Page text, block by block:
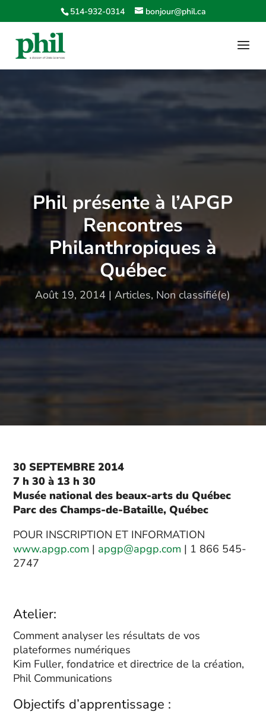
514-932-0314 bonjour@phil.ca
Phil présente à l’APGP
Rencontres
Philanthropiques à
Québec
Août 19, 2014 |Articles, Non classifié(e)
30 SEPTEMBRE 2014
7 h 30 à 13 h 30
Musée national des beaux-arts du Québec
Parc des Champs-de-Bataille, Québec
POUR INSCRIPTION ET INFORMATION
www.apgp.com | apgp@apgp.com | 1 866 545-
2747
Atelier:
Comment analyser les résultats de vos
plateformes numériques
Kim Fuller, fondatrice et directrice de la création,
Phil Communications
Objectifs d’apprentissage :